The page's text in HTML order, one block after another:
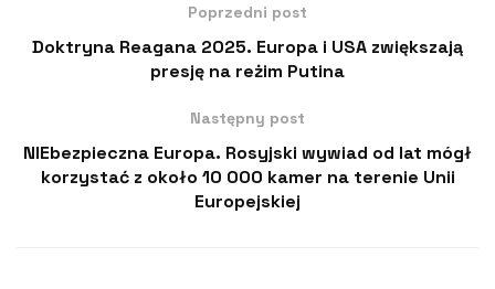
Poprzedni post
Doktryna Reagana 2025. Europa i USA zwiększają
presję na reżim Putina
Następny post
NIEbezpieczna Europa. Rosyjski wywiad od lat mógł
korzystać z około 10 000 kamer na terenie Unii
Europejskiej